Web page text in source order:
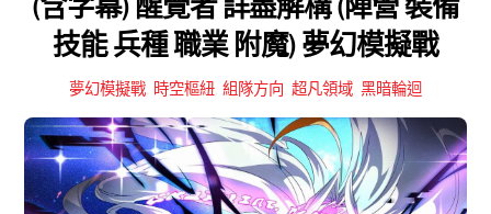
(含字幕) 醒覺者 詳盡解構 (陣營 裝備
技能 兵種 職業 附魔) 夢幻模擬戰
夢幻模擬戰 時空樞紐 組隊方向 超凡領域 黑暗輪迴